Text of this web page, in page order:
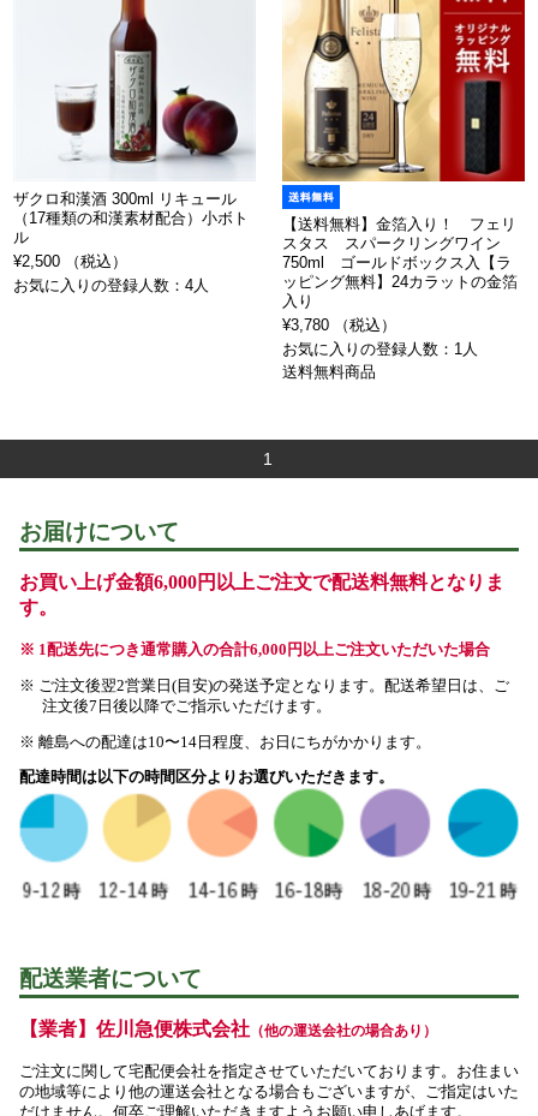
ザクロ和漢酒 300ml リキュール
（17種類の和漢素材配合）小ボト
ル
¥2,500 （税込）
お気に入りの登録人数：4人
【送料無料】金箔入り！ フェリ
スタス スパークリングワイン
750ml ゴールドボックス入【ラ
ッピング無料】24カラットの金箔
入り
¥3,780 （税込）
お気に入りの登録人数：1人
送料無料商品
1